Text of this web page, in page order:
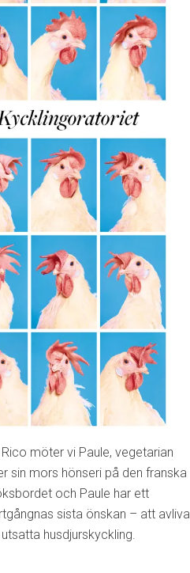
möter vi Paule, vegetarian
sin mors hönseri på den franska
och Paule har ett
sista önskan – att avliva
husdjurskyckling.